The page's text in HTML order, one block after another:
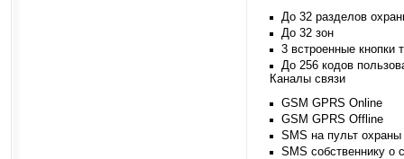
До 32 разделов
До 32 зон
3 встроенные кнопки
До 256 кодов
Каналы связи
GSM GPRS Online
GSM GPRS Offline
SMS на пульт
SMS собственнику о